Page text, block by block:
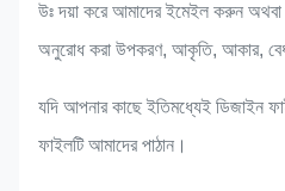
উঃ দয়া করে আমাদের ইমেইল করুন
অনুরোধ করা উপকরণ, আকৃতি, আকার, বেধ,
যদি আপনার কাছে ইতিমধ্যেই ডিজাইন
ফাইলটি আমাদের পাঠান।